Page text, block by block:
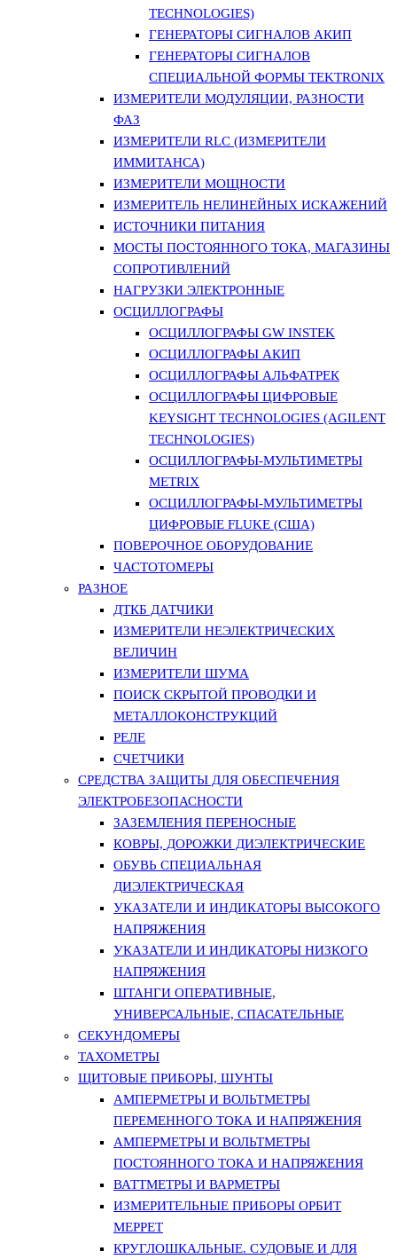
TECHNOLOGIES)
ГЕНЕРАТОРЫ СИГНАЛОВ АКИП
ГЕНЕРАТОРЫ СИГНАЛОВ
СПЕЦИАЛЬНОЙ ФОРМЫ TEKTRONIX
ИЗМЕРИТЕЛИ МОДУЛЯЦИИ, РАЗНОСТИ
ФАЗ
ИЗМЕРИТЕЛИ RLC (ИЗМЕРИТЕЛИ
ИММИТАНСА)
ИЗМЕРИТЕЛИ МОЩНОСТИ
ИЗМЕРИТЕЛЬ НЕЛИНЕЙНЫХ ИСКАЖЕНИЙ
ИСТОЧНИКИ ПИТАНИЯ
МОСТЫ ПОСТОЯННОГО ТОКА, МАГАЗИНЫ
СОПРОТИВЛЕНИЙ
НАГРУЗКИ ЭЛЕКТРОННЫЕ
ОСЦИЛЛОГРАФЫ
ОСЦИЛЛОГРАФЫ GW INSTEK
ОСЦИЛЛОГРАФЫ АКИП
ОСЦИЛЛОГРАФЫ АЛЬФАТРЕК
ОСЦИЛЛОГРАФЫ ЦИФРОВЫЕ
KEYSIGHT TECHNOLOGIES (AGILENT
TECHNOLOGIES)
ОСЦИЛЛОГРАФЫ-МУЛЬТИМЕТРЫ
METRIX
ОСЦИЛЛОГРАФЫ-МУЛЬТИМЕТРЫ
ЦИФРОВЫЕ FLUKE (США)
ПОВЕРОЧНОЕ ОБОРУДОВАНИЕ
ЧАСТОТОМЕРЫ
РАЗНОЕ
ДТКБ ДАТЧИКИ
ИЗМЕРИТЕЛИ НЕЭЛЕКТРИЧЕСКИХ
ВЕЛИЧИН
ИЗМЕРИТЕЛИ ШУМА
ПОИСК СКРЫТОЙ ПРОВОДКИ И
МЕТАЛЛОКОНСТРУКЦИЙ
РЕЛЕ
СЧЕТЧИКИ
СРЕДСТВА ЗАЩИТЫ ДЛЯ ОБЕСПЕЧЕНИЯ
ЭЛЕКТРОБЕЗОПАСНОСТИ
ЗАЗЕМЛЕНИЯ ПЕРЕНОСНЫЕ
КОВРЫ, ДОРОЖКИ ДИЭЛЕКТРИЧЕСКИЕ
ОБУВЬ СПЕЦИАЛЬНАЯ
ДИЭЛЕКТРИЧЕСКАЯ
УКАЗАТЕЛИ И ИНДИКАТОРЫ ВЫСОКОГО
НАПРЯЖЕНИЯ
УКАЗАТЕЛИ И ИНДИКАТОРЫ НИЗКОГО
НАПРЯЖЕНИЯ
ШТАНГИ ОПЕРАТИВНЫЕ,
УНИВЕРСАЛЬНЫЕ, СПАСАТЕЛЬНЫЕ
СЕКУНДОМЕРЫ
ТАХОМЕТРЫ
ЩИТОВЫЕ ПРИБОРЫ, ШУНТЫ
АМПЕРМЕТРЫ И ВОЛЬТМЕТРЫ
ПЕРЕМЕННОГО ТОКА И НАПРЯЖЕНИЯ
АМПЕРМЕТРЫ И ВОЛЬТМЕТРЫ
ПОСТОЯННОГО ТОКА И НАПРЯЖЕНИЯ
ВАТТМЕТРЫ И ВАРМЕТРЫ
ИЗМЕРИТЕЛЬНЫЕ ПРИБОРЫ ОРБИТ
МЕРРЕТ
КРУГЛОШКАЛЬНЫЕ. СУДОВЫЕ И ДЛЯ